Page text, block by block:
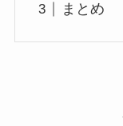
まとめ